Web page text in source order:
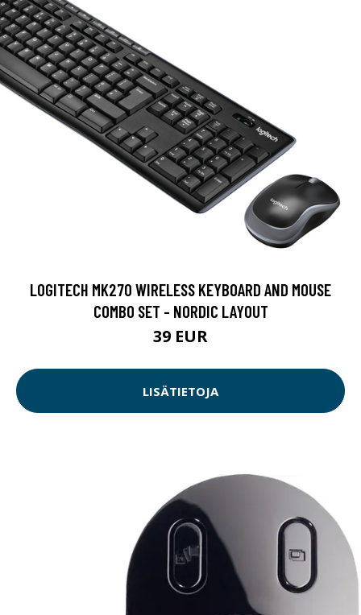
LOGITECH MK270 WIRELESS KEYBOARD AND MOUSE
COMBO SET - NORDIC LAYOUT
39 EUR
LISÄTIETOJA